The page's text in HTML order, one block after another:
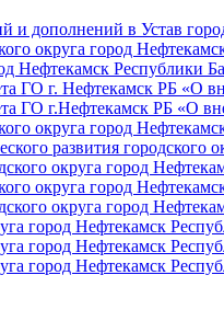
дополнений в Устав
округа город
Нефтекамск Республики
ГО г. Нефтекамск РБ «О
ГО г.Нефтекамск РБ «О
округа город
развития городского
округа город
округа город
округа город
город Нефтекамск
город Нефтекамск
город Нефтекамск